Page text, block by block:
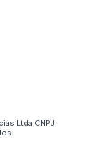
Ltda CNPJ